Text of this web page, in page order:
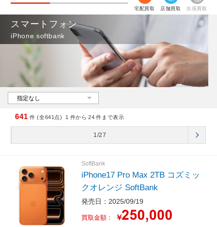
宅配買取 店舗買取 出張買取
スマートフォン
iPhone softbank
641 件 (全641点) 1 件から 24 件まで表示
1/27
SoftBank
iPhone17 Pro Max 2TB コズミッ
クオレンジ SoftBank
発売日：2025/09/19
買取金額： ￥